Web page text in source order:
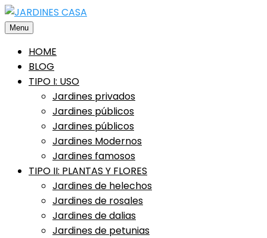
Saltar
alMenu
HOME
BLOG
TIPO I: USO
Jardines privados
Jardines públicos
Jardines públicos
Jardines Modernos
Jardines famosos
TIPO II: PLANTAS Y FLORES
Jardines de helechos
Jardines de rosales
Jardines de dalias
Jardines de petunias